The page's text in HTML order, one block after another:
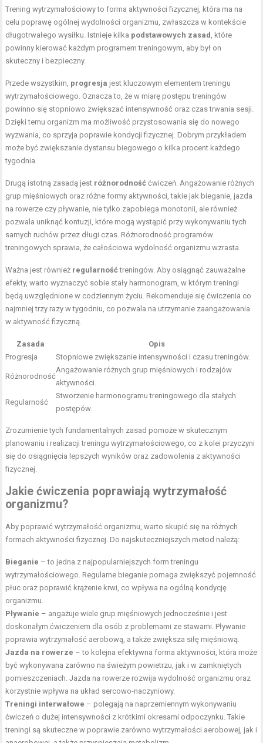
Trening wytrzymałościowy to forma aktywności fizycznej, która ma na
celu poprawę ogólnej wydolności organizmu, zwłaszcza w kontekście
długotrwałego wysiłku. Istnieje kilka podstawowych zasad , które
powinny kierować każdym programem treningowym, aby był on
skuteczny i bezpieczny.
Przede wszystkim, progresja jest kluczowym elementem treningu
wytrzymałościowego. Oznacza to, że w miarę postępu treningów
powinno się stopniowo zwiększać intensywność oraz czas trwania sesji.
Dzięki temu organizm ma możliwość przystosowania się do nowego
wyzwania, co sprzyja poprawie kondycji fizycznej. Dobrym przykładem
może być zwiększanie dystansu biegowego o kilka procent każdego
tygodnia.
Drugą istotną zasadą jest różnorodność ćwiczeń. Angażowanie różnych
grup mięśniowych oraz różne formy aktywności, takie jak bieganie, jazda
na rowerze czy pływanie, nie tylko zapobiega monotonii, ale również
pozwala uniknąć kontuzji, które mogą wystąpić przy wykonywaniu tych
samych ruchów przez długi czas. Różnorodność programów
treningowych sprawia, że całościowa wydolność organizmu wzrasta.
Ważna jest również regularnośćtreningów. Aby osiągnąć zauważalne
efekty, warto wyznaczyć sobie stały harmonogram, w którym treningi
będą uwzględnione w codziennym życiu. Rekomenduje się ćwiczenia co
najmniej trzy razy w tygodniu, co pozwala na utrzymanie zaangażowania
w aktywność fizyczną.
Zasada
Opis
Progresja
Stopniowe zwiększanie intensywności i czasu treningów.
Różnorodność
Angażowanie różnych grup mięśniowych i rodzajów
aktywności.
Regularność
Stworzenie harmonogramu treningowego dla stałych
postępów.
Zrozumienie tych fundamentalnych zasad pomoże w skutecznym
planowaniu i realizacji treningu wytrzymałościowego, co z kolei przyczyni
się do osiągnięcia lepszych wyników oraz zadowolenia z aktywności
fizycznej.
Jakie ćwiczenia poprawiają wytrzymałość
organizmu?
Aby poprawić wytrzymałość organizmu, warto skupić się na różnych
formach aktywności fizycznej. Do najskuteczniejszych metod należą:
Bieganie – to jedna z najpopularniejszych form treningu
wytrzymałościowego. Regularne bieganie pomaga zwiększyć pojemność
płuc oraz poprawić krążenie krwi, co wpływa na ogólną kondycję
organizmu.
Pływanie – angażuje wiele grup mięśniowych jednocześnie i jest
doskonałym ćwiczeniem dla osób z problemami ze stawami. Pływanie
poprawia wytrzymałość aerobową, a także zwiększa siłę mięśniową.
Jazda na rowerze – to kolejna efektywna forma aktywności, która może
być wykonywana zarówno na świeżym powietrzu, jak i w zamkniętych
pomieszczeniach. Jazda na rowerze rozwija wydolność organizmu oraz
korzystnie wpływa na układ sercowo-naczyniowy.
Treningi interwałowe – polegają na naprzemiennym wykonywaniu
ćwiczeń o dużej intensywności z krótkimi okresami odpoczynku. Takie
treningi są skuteczne w poprawie zarówno wytrzymałości aerobowej, jak i